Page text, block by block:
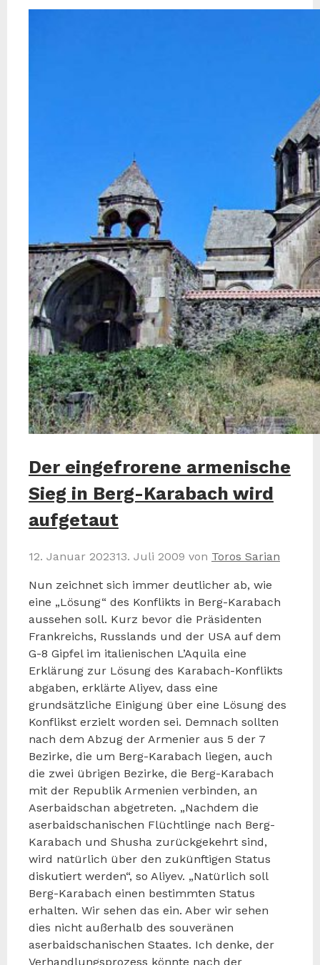
Der eingefrorene armenische
Sieg in Berg-Karabach wird
aufgetaut
12. Januar 202313. Juli 2009 von Toros Sarian
Nun zeichnet sich immer deutlicher ab, wie
eine „Lösung“ des Konflikts in Berg-Karabach
aussehen soll. Kurz bevor die Präsidenten
Frankreichs, Russlands und der USA auf dem
G-8 Gipfel im italienischen L’Aquila eine
Erklärung zur Lösung des Karabach-Konflikts
abgaben, erklärte Aliyev, dass eine
grundsätzliche Einigung über eine Lösung des
Konflikst erzielt worden sei. Demnach sollten
nach dem Abzug der Armenier aus 5 der 7
Bezirke, die um Berg-Karabach liegen, auch
die zwei übrigen Bezirke, die Berg-Karabach
mit der Republik Armenien verbinden, an
Aserbaidschan abgetreten. „Nachdem die
aserbaidschanischen Flüchtlinge nach Berg-
Karabach und Shusha zurückgekehrt sind,
wird natürlich über den zukünftigen Status
diskutiert werden“, so Aliyev. „Natürlich soll
Berg-Karabach einen bestimmten Status
erhalten. Wir sehen das ein. Aber wir sehen
dies nicht außerhalb des souveränen
aserbaidschanischen Staates. Ich denke, der
Verhandlungsprozess könnte nach der